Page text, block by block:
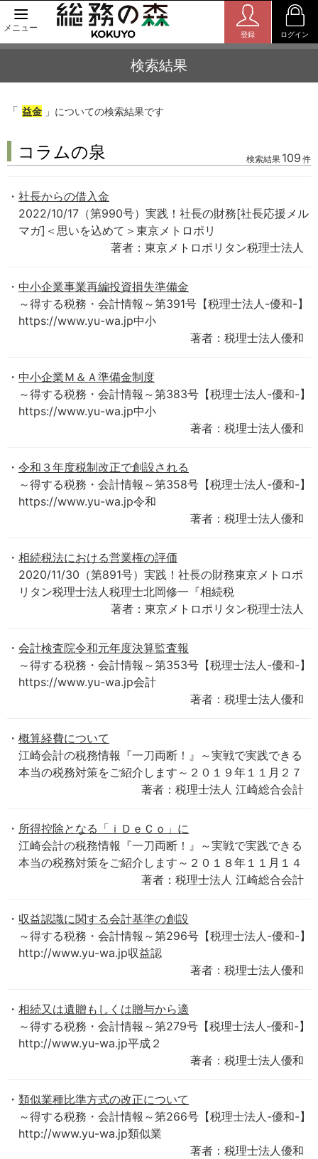
メニュー
登録 ログイン
検索結果
「 益金 」についての検索結果です
コラムの泉 検索結果 109 件
社長からの借入金
2022/10/17（第990号）実践！社長の財務[社長応援メル
マガ]＜思いを込めて＞東京メトロポリ
著者：東京メトロポリタン税理士法人
中小企業事業再編投資損失準備金
～得する税務・会計情報～第391号【税理士法人-優和-】
https://www.yu-wa.jp中小
著者：税理士法人優和
中小企業Ｍ＆Ａ準備金制度
～得する税務・会計情報～第383号【税理士法人-優和-】
https://www.yu-wa.jp中小
著者：税理士法人優和
令和３年度税制改正で創設される
～得する税務・会計情報～第358号【税理士法人-優和-】
https://www.yu-wa.jp令和
著者：税理士法人優和
相続税法における営業権の評価
2020/11/30（第891号）実践！社長の財務東京メトロポ
リタン税理士法人税理士北岡修一『相続税
著者：東京メトロポリタン税理士法人
会計検査院令和元年度決算監査報
～得する税務・会計情報～第353号【税理士法人-優和-】
https://www.yu-wa.jp会計
著者：税理士法人優和
概算経費について
江崎会計の税務情報『一刀両断！』～実戦で実践できる
本当の税務対策をご紹介します～２０１９年１１月２７
著者：税理士法人 江崎総合会計
所得控除となる「ｉＤｅＣｏ」に
江崎会計の税務情報『一刀両断！』～実戦で実践できる
本当の税務対策をご紹介します～２０１８年１１月１４
著者：税理士法人 江崎総合会計
収益認識に関する会計基準の創設
～得する税務・会計情報～第296号【税理士法人-優和-】
http://www.yu-wa.jp収益認
著者：税理士法人優和
相続又は遺贈もしくは贈与から適
～得する税務・会計情報～第279号【税理士法人-優和-】
http://www.yu-wa.jp平成２
著者：税理士法人優和
類似業種比準方式の改正について
～得する税務・会計情報～第266号【税理士法人-優和-】
http://www.yu-wa.jp類似業
著者：税理士法人優和